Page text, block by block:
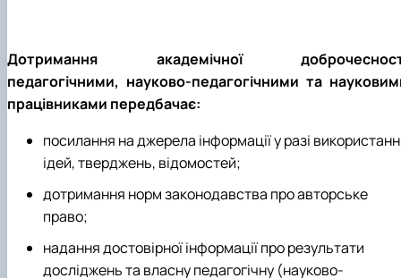
Дотримання академічної
педагогічними, науково-педагогічними та
працівниками передбачає:
посилання на джерела інформації у разі
ідей, тверджень, відомостей;
дотримання норм законодавства про авторське
право;
надання достовірної інформації про результати
досліджень та власну педагогічну (науково-